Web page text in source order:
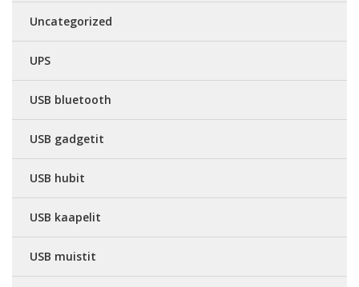
Uncategorized
UPS
USB bluetooth
USB gadgetit
USB hubit
USB kaapelit
USB muistit